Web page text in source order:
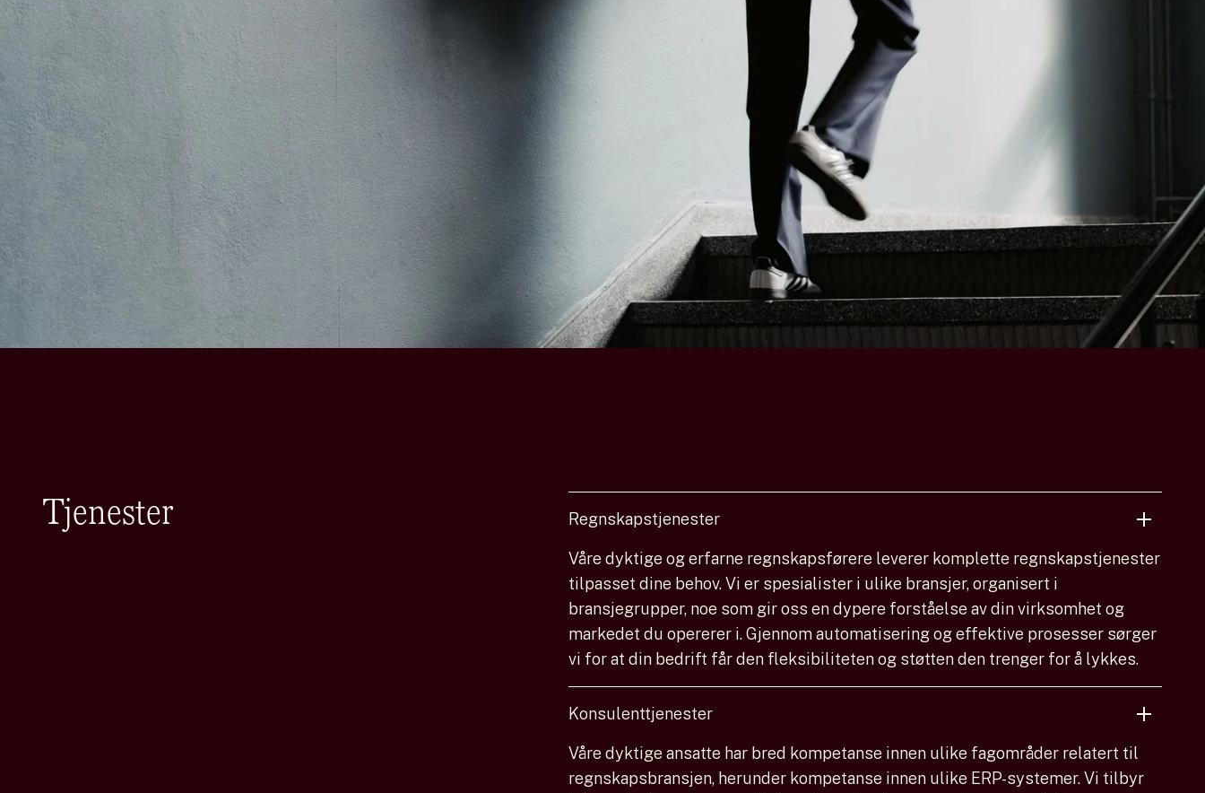
Med god kompetanse og effektive
prosesser leverer vi tjenester som
holder høy standard.
Tjenester Regnskapstjenester
Våre dyktige og erfarne regnskapsførere leverer komplette regnskapstjenester
tilpasset dine behov. Vi er spesialister i ulike bransjer, organisert i
bransjegrupper, noe som gir oss en dypere forståelse av din virksomhet og
markedet du opererer i. Gjennom automatisering og effektive prosesser sørger
vi for at din bedrift får den fleksibiliteten og støtten den trenger for å lykkes.
Konsulenttjenester
Våre dyktige ansatte har bred kompetanse innen ulike fagområder relatert til
regnskapsbransjen, herunder kompetanse innen ulike ERP-systemer. Vi tilbyr